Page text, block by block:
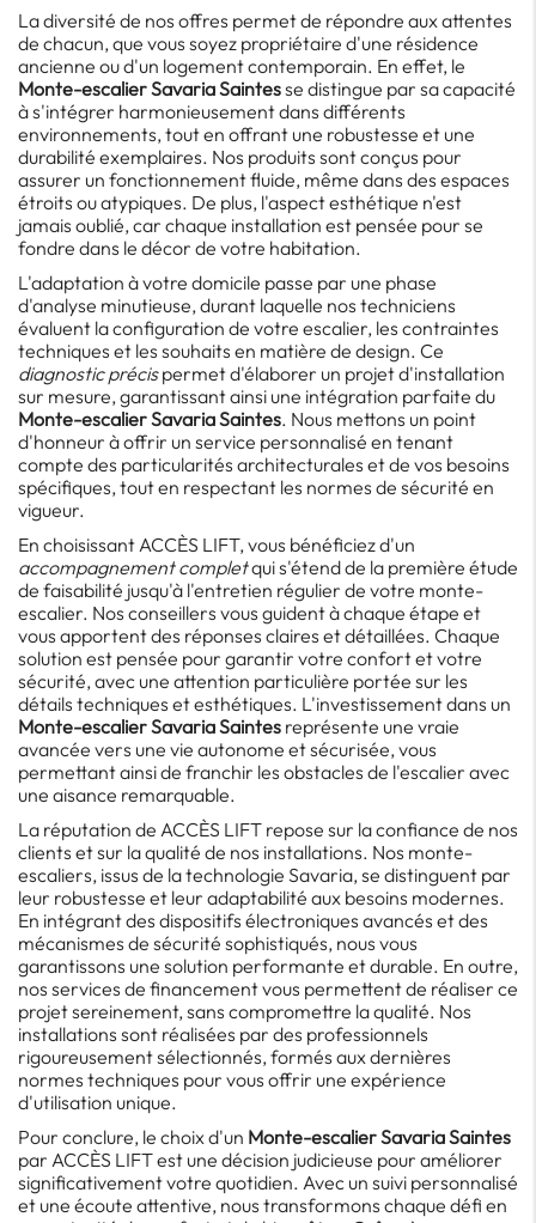
La diversité de nos offres permet de répondre aux attentes
de chacun, que vous soyez propriétaire d'une résidence
ancienne ou d'un logement contemporain. En effet, le
Monte-escalier Savaria Saintesse distingue par sa capacité
à s'intégrer harmonieusement dans différents
environnements, tout en offrant une robustesse et une
durabilité exemplaires. Nos produits sont conçus pour
assurer un fonctionnement fluide, même dans des espaces
étroits ou atypiques. De plus, l'aspect esthétique n'est
jamais oublié, car chaque installation est pensée pour se
fondre dans le décor de votre habitation.
L'adaptation à votre domicile passe par une phase
d'analyse minutieuse, durant laquelle nos techniciens
évaluent la configuration de votre escalier, les contraintes
techniques et les souhaits en matière de design. Ce
diagnostic précispermet d'élaborer un projet d'installation
sur mesure, garantissant ainsi une intégration parfaite du
Monte-escalier Savaria Saintes. Nous mettons un point
d'honneur à offrir un service personnalisé en tenant
compte des particularités architecturales et de vos besoins
spécifiques, tout en respectant les normes de sécurité en
vigueur.
En choisissant ACCÈS LIFT, vous bénéficiez d'un
accompagnement completqui s'étend de la première étude
de faisabilité jusqu'à l'entretien régulier de votre monte-
escalier. Nos conseillers vous guident à chaque étape et
vous apportent des réponses claires et détaillées. Chaque
solution est pensée pour garantir votre confort et votre
sécurité, avec une attention particulière portée sur les
détails techniques et esthétiques. L'investissement dans un
Monte-escalier Savaria Saintes représente une vraie
avancée vers une vie autonome et sécurisée, vous
permettant ainsi de franchir les obstacles de l'escalier avec
une aisance remarquable.
La réputation de ACCÈS LIFT repose sur la confiance de nos
clients et sur la qualité de nos installations. Nos monte-
escaliers, issus de la technologie Savaria, se distinguent par
leur robustesse et leur adaptabilité aux besoins modernes.
En intégrant des dispositifs électroniques avancés et des
mécanismes de sécurité sophistiqués, nous vous
garantissons une solution performante et durable. En outre,
nos services de financement vous permettent de réaliser ce
projet sereinement, sans compromettre la qualité. Nos
installations sont réalisées par des professionnels
rigoureusement sélectionnés, formés aux dernières
normes techniques pour vous offrir une expérience
d'utilisation unique.
Pour conclure, le choix d'un Monte-escalier Savaria Saintes
par ACCÈS LIFT est une décision judicieuse pour améliorer
significativement votre quotidien. Avec un suivi personnalisé
et une écoute attentive, nous transformons chaque défi en